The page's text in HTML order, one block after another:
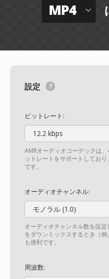
MP4
設定
ビットレート:
12.2 kbps
AMRオーディオコーデックは
ットレートをサポートしてお
です。
オーディオチャンネル:
モノラル (1.0)
オーディオチャンネル数を設
をダウンミックスするとき（
も便利です。
周波数: